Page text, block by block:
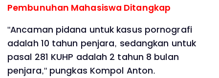
Pembunuhan Mahasiswa Ditangkap
"Ancaman pidana untuk kasus pornografi
adalah 10 tahun penjara, sedangkan untuk
pasal 281 KUHP adalah 2 tahun 8 bulan
penjara," pungkas Kompol Anton.